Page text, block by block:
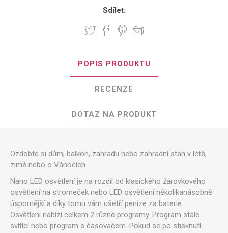
Sdílet:
POPIS PRODUKTU
RECENZE
DOTAZ NA PRODUKT
Ozdobte si dům, balkon, zahradu nebo zahradní stan v létě,
zimě nebo o Vánocích.
Nano LED osvětlení je na rozdíl od klasického žárovkového
osvětlení na stromeček nebo LED osvětlení několikanásobně
úspornější a díky tomu vám ušetří peníze za baterie.
Osvětlení nabízí celkem 2 různé programy. Program stále
svítící nebo program s časovačem. Pokud se po stisknutí